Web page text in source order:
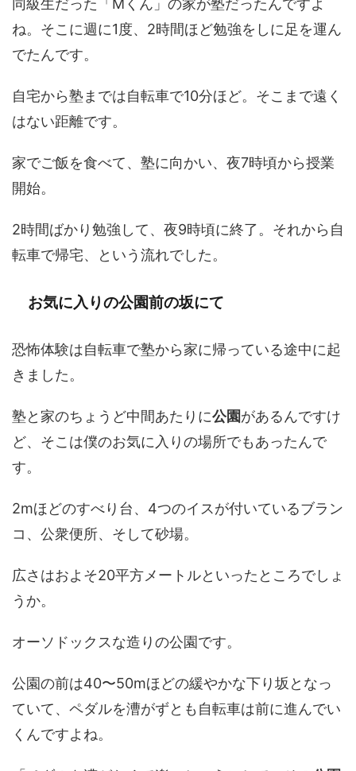
同級生だった「Mくん」の家が塾だったんですよ
ね。そこに週に1度、2時間ほど勉強をしに足を運ん
でたんです。
自宅から塾までは自転車で10分ほど。そこまで遠く
はない距離です。
家でご飯を食べて、塾に向かい、夜7時頃から授業
開始。
2時間ばかり勉強して、夜9時頃に終了。それから自
転車で帰宅、という流れでした。
お気に入りの公園前の坂にて
恐怖体験は自転車で塾から家に帰っている途中に起
きました。
塾と家のちょうど中間あたりに公園があるんですけ
ど、そこは僕のお気に入りの場所でもあったんで
す。
2mほどのすべり台、4つのイスが付いているブラン
コ、公衆便所、そして砂場。
広さはおよそ20平方メートルといったところでしょ
うか。
オーソドックスな造りの公園です。
公園の前は40〜50mほどの緩やかな下り坂となっ
ていて、ペダルを漕がずとも自転車は前に進んでい
くんですよね。